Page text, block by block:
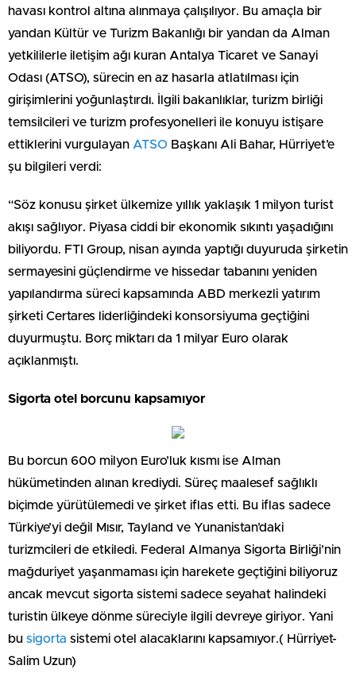
havası kontrol altına alınmaya çalışılıyor. Bu amaçla bir
yandan Kültür ve Turizm Bakanlığı bir yandan da Alman
yetkililerle iletişim ağı kuran Antalya Ticaret ve Sanayi
Odası (ATSO), sürecin en az hasarla atlatılması için
girişimlerini yoğunlaştırdı. İlgili bakanlıklar, turizm birliği
temsilcileri ve turizm profesyonelleri ile konuyu istişare
ettiklerini vurgulayan ATSO Başkanı Ali Bahar, Hürriyet’e
şu bilgileri verdi:
“Söz konusu şirket ülkemize yıllık yaklaşık 1 milyon turist
akışı sağlıyor. Piyasa ciddi bir ekonomik sıkıntı yaşadığını
biliyordu. FTI Group, nisan ayında yaptığı duyuruda şirketin
sermayesini güçlendirme ve hissedar tabanını yeniden
yapılandırma süreci kapsamında ABD merkezli yatırım
şirketi Certares liderliğindeki konsorsiyuma geçtiğini
duyurmuştu. Borç miktarı da 1 milyar Euro olarak
açıklanmıştı.
Sigorta otel borcunu kapsamıyor
Bu borcun 600 milyon Euro’luk kısmı ise Alman
hükümetinden alınan krediydi. Süreç maalesef sağlıklı
biçimde yürütülemedi ve şirket iflas etti. Bu iflas sadece
Türkiye’yi değil Mısır, Tayland ve Yunanistan’daki
turizmcileri de etkiledi. Federal Almanya Sigorta Birliği’nin
mağduriyet yaşanmaması için harekete geçtiğini biliyoruz
ancak mevcut sigorta sistemi sadece seyahat halindeki
turistin ülkeye dönme süreciyle ilgili devreye giriyor. Yani
bu sigorta sistemi otel alacaklarını kapsamıyor.( Hürriyet-
Salim Uzun)